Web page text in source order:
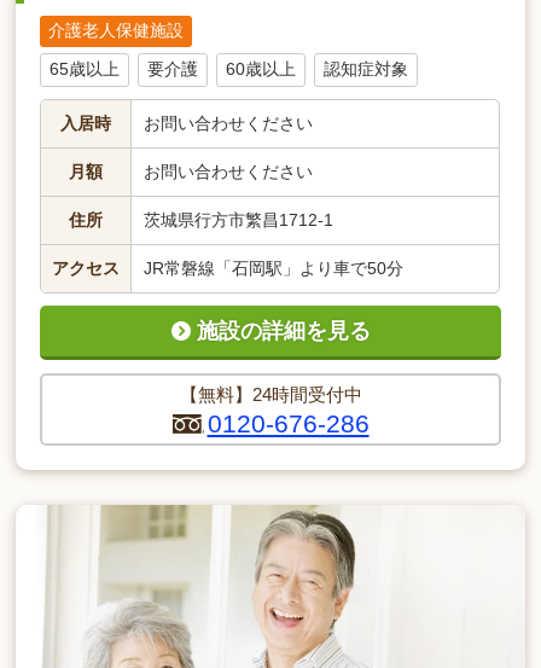
介護老人保健施設
65歳以上 要介護 60歳以上 認知症対象
入居時 お問い合わせください
月額 お問い合わせください
住所 茨城県行方市繁昌1712-1
アクセス JR常磐線「石岡駅」より車で50分
【無料】24時間受付中
0120-676-286
施設の詳細を見る